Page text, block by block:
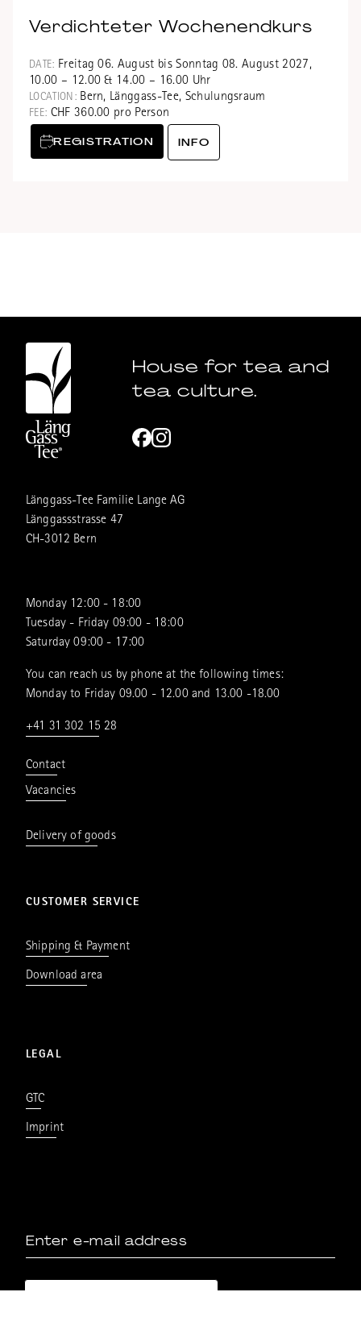
Verdichteter Wochenendkurs
DATE: Freitag 06. August bis Sonntag 08. August 2027,
10.00 – 12.00 & 14.00 – 16.00 Uhr
LOCATION:Bern, Länggass-Tee, Schulungsraum
FEE: CHF 360.00 pro Person
REGISTRATION INFO
House for tea and
tea culture.
Länggass-Tee Familie Lange AG
Länggassstrasse 47
CH-3012 Bern
Monday 12:00 - 18:00
Tuesday - Friday 09:00 - 18:00
Saturday 09:00 - 17:00
You can reach us by phone at the following times:
Monday to Friday 09.00 - 12.00 and 13.00 -18.00
+41 31 302 15 28
Contact
Vacancies
Delivery of goods
CUSTOMER SERVICE
Shipping & Payment
Download area
LEGAL
GTC
Imprint